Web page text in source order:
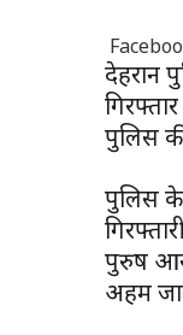
देहरादून
पुलिस
पुलिस के
पुरुष
अहम